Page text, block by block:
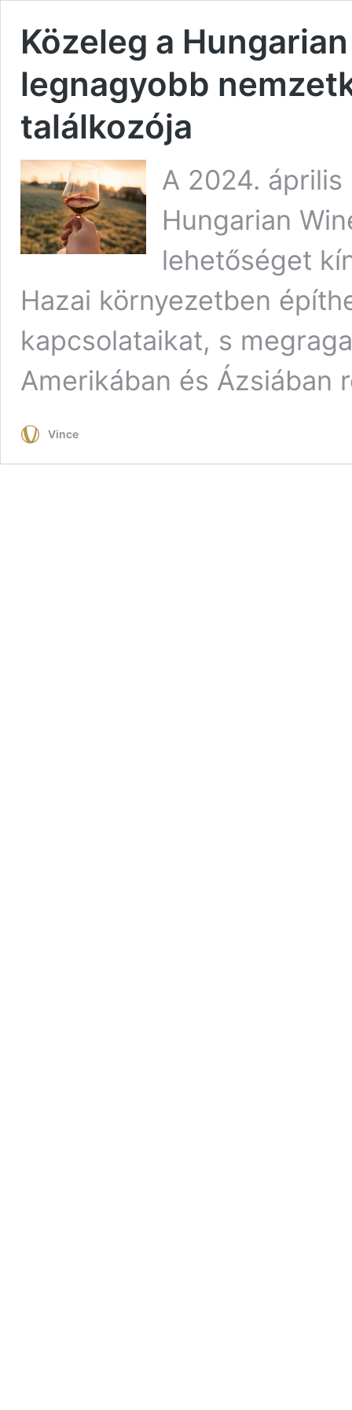
Közeleg a
legnagyobb
találkozója
A 2024.
Hungarian
lehetőséget
Hazai környezetben
kapcsolataikat, s
Amerikában és Ázsiában
Vince